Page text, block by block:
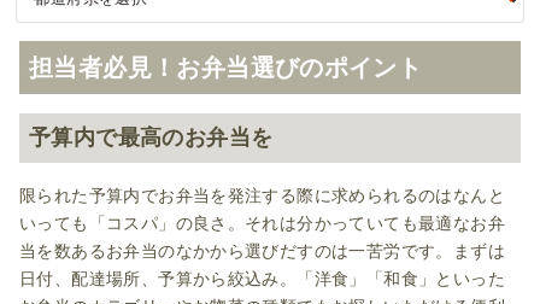
担当者必見！お弁当選びのポイント
予算内で最高のお弁当を
限られた予算内でお弁当を発注する際に求められるのはなんと
いっても「コスパ」の良さ。それは分かっていても最適なお弁
当を数あるお弁当のなかから選びだすのは一苦労です。まずは
日付、配達場所、予算から絞込み。「洋食」「和食」といった